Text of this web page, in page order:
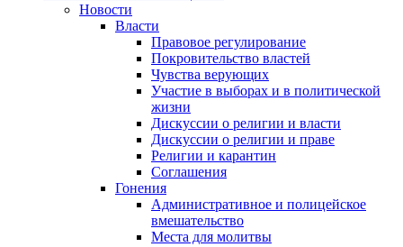
Новости
Власти
Правовое регулирование
Покровительство властей
Чувства верующих
Участие в выборах и в политической
жизни
Дискуссии о религии и власти
Дискуссии о религии и праве
Религии и карантин
Соглашения
Гонения
Административное и полицейское
вмешательство
Места для молитвы